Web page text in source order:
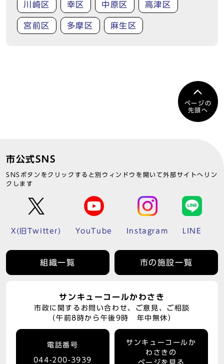
川崎区 幸区 中原区 高津区
宮前区 多摩区 麻生区
ページの
先頭へ
市公式SNS
SNSボタンをクリックすると別ウィンドウを開いて外部サイトへリン
クします
X(旧Twitter) YouTube Instagram LINE
組織一覧 市の施設一覧
サンキューコールかわさき
市政に関するお問い合わせ、ご意見、ご相談
（午前8時から午後9時 年中無休）
電話番号
044-200-3939
サンキューコールか
わさきの
ページを見る